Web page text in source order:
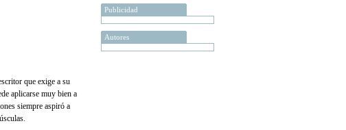
que exige a su
aplicarse muy bien a
siempre aspiró a
Publicidad
Autores